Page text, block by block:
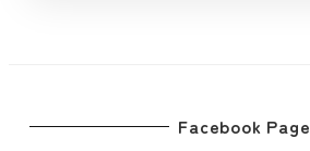
Facebook Page